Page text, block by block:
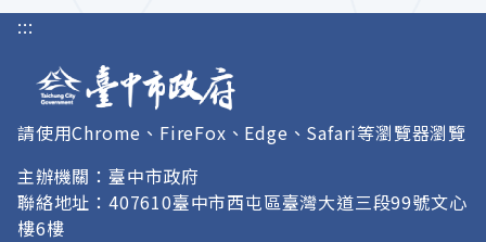
:::
請使用Chrome、FireFox、Edge、Safari等瀏覽器瀏覽
主辦機關：臺中市政府
聯絡地址：407610臺中市西屯區臺灣大道三段99號文心
樓6樓